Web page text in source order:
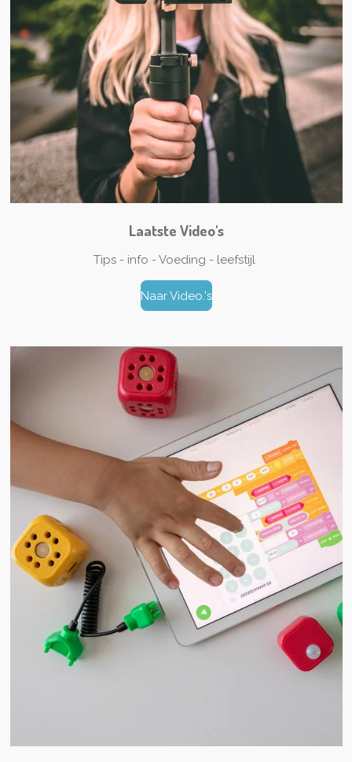
Laatste Video's
Tips - info - Voeding - leefstijl
Naar Video.'s